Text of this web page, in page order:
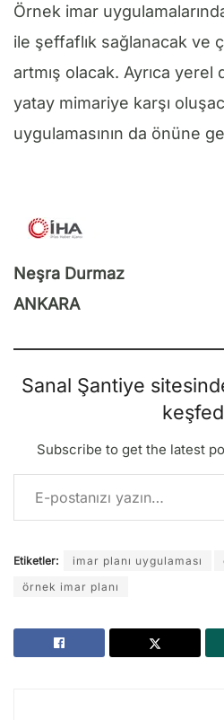
Örnek imar
ile şeffaflık sağlanacak ve
artmış olacak. Ayrıca
yatay mimariye karşı
uygulamasının da önüne
Neşra Durmaz
ANKARA
Sanal Şantiye
Subscribe to get the latest
E-postanızı yazın…
Etiketler: imar planı uygulaması
örnek imar planı